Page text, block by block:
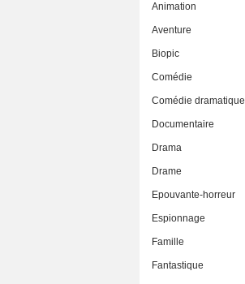
Animation
Aventure
Biopic
Comédie
Comédie dramatique
Documentaire
Drama
Drame
Epouvante-horreur
Espionnage
Famille
Fantastique